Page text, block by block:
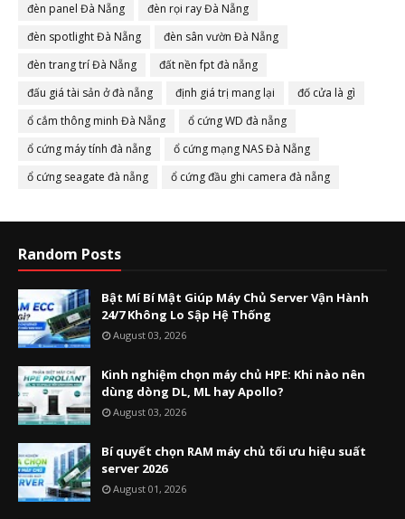
đèn panel Đà Nẵng
đèn rọi ray Đà Nẵng
đèn spotlight Đà Nẵng
đèn sân vườn Đà Nẵng
đèn trang trí Đà Nẵng
đất nền fpt đà nẵng
đấu giá tài sản ở đà nẵng
định giá trị mang lại
đố cửa là gì
ổ cắm thông minh Đà Nẵng
ổ cứng WD đà nẵng
ổ cứng máy tính đà nẵng
ổ cứng mạng NAS Đà Nẵng
ổ cứng seagate đà nẵng
ổ cứng đầu ghi camera đà nẵng
Random Posts
Bật Mí Bí Mật Giúp Máy Chủ Server Vận Hành
24/7 Không Lo Sập Hệ Thống
August 03, 2026
Kinh nghiệm chọn máy chủ HPE: Khi nào nên
dùng dòng DL, ML hay Apollo?
August 03, 2026
Bí quyết chọn RAM máy chủ tối ưu hiệu suất
server 2026
August 01, 2026